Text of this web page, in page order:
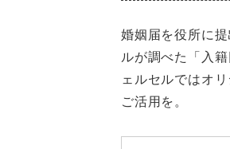
婚姻届を役所に
ルが調べた「入
ェルセルではオ
ご活用を。